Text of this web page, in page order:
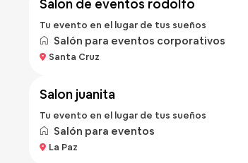
salon de eventos rodolfo
Tu evento en el lugar de tus sueños
Salón para eventos corporativos
Santa Cruz
Bs 50/hora
salon juanita
Tu evento en el lugar de tus sueños
Salón para eventos
La Paz
Bs 100